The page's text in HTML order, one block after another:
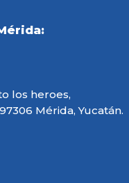
los heroes,
Mérida, Yucatán.